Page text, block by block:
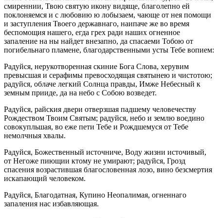
смиреннии, Твою святую икону видяще, благолепно ей
поклоняемся и с любовию ю лобызаем, чающе от нея помощи
и заступления Твоего державнаго, наипаче же во время
беспомощия нашего, егда грех ради наших огненное
запаление на ны найдет внезапно, да спасаеми Тобою от
погибельнаго пламене, благодарственными усты Тебе вопием:
Радуйся, нерукотворенная скиние Бога Слова, херувим
превысшая и серафимы превосходящая святынею и чистотою;
радуйся, облаче легкий Солнца правды, Имже Небесный к
земным прииде, да на небо с Собою возведет.
Радуйся, райския двери отверзшая падшему человечеству
Рождеством Твоим Святым; радуйся, небо и землю воедино
совокупльшая, во еже пети Тебе и Рождшемуся от Тебе
немолчныя хвалы.
Радуйся, Божественный источниче, Воду жизни источивый,
от Негоже пиющии ктому не умирают; радуйся, Грозд
спасения возрастившая благословенная лозо, вино безсмертия
искапающий человеком.
Радуйся, Благодатная, Купино Неопалимая, огненнаго
запаления нас избавляющая.